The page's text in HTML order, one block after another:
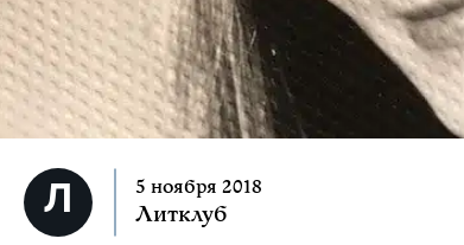
5 ноября 2018
Литклуб